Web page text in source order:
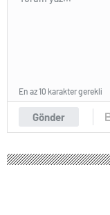
Gönder
En az 10 karakter gerekli